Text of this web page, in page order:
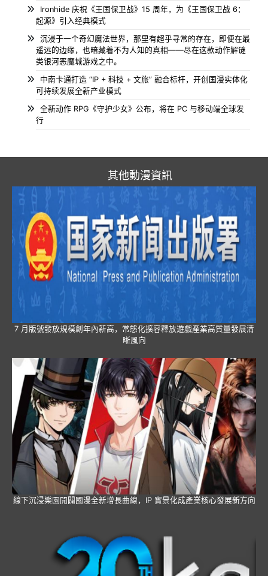
Ironhide 庆祝《王国保卫战》15 周年，为《王国保卫战 6：
起源》引入经典模式
沉浸于一个奇幻魔法世界，那里有超乎寻常的存在，即便在最
遥远的边缘，也暗藏着不为人知的真相——尽在这款动作解谜
类银河恶魔城游戏之中。
中南卡通打造 “IP + 科技 + 文旅” 融合标杆，开创国漫实体化
可持续发展全新产业模式
全新动作 RPG《守护少女》公布，将在 PC 与移动端全球发
行
其他動漫資訊
7 月版號發放規模創年內新高，常態化擴容釋放遊戲產業高質量發展清
晰風向
線下沉浸樂園開闢國漫全新增長曲線，IP 實景化成產業核心發展新方向